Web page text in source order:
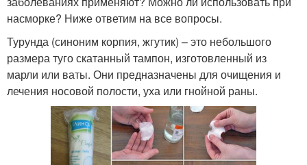
насморке? Ниже ответим на все вопросы.
Турунда (синоним корпия, жгутик) – это небольшого
размера туго скатанный тампон, изготовленный из
марли или ваты. Они предназначены для очищения и
лечения носовой полости, уха или гнойной раны.